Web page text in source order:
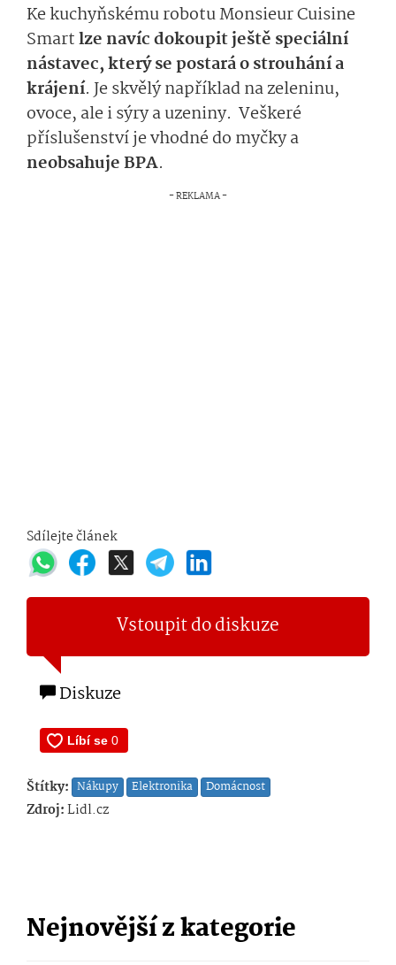
Ke kuchyňskému robotu Monsieur Cuisine
Smartlze navíc dokoupit ještě speciální
nástavec, který se postará o strouhání a
krájení. Je skvělý například na zeleninu,
ovoce, ale i sýry a uzeniny. Veškeré
příslušenství je vhodné do myčky a
neobsahuje BPA.
Sdílejte článek
Vstoupit do diskuze
Diskuze
Štítky: Nákupy Elektronika Domácnost
Zdroj:Lidl.cz
Nejnovější z kategorie